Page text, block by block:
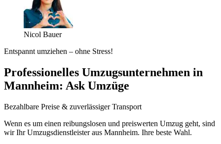
Nicol Bauer
Entspannt umziehen – ohne Stress!
Professionelles Umzugsunternehmen in
Mannheim: Ask Umzüge
Bezahlbare Preise & zuverlässiger Transport
Wenn es um einen reibungslosen und preiswerten Umzug geht, sind
wir Ihr Umzugsdienstleister aus Mannheim. Ihre beste Wahl.